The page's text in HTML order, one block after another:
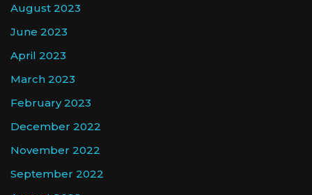
August 2023
June 2023
April 2023
March 2023
February 2023
December 2022
November 2022
September 2022